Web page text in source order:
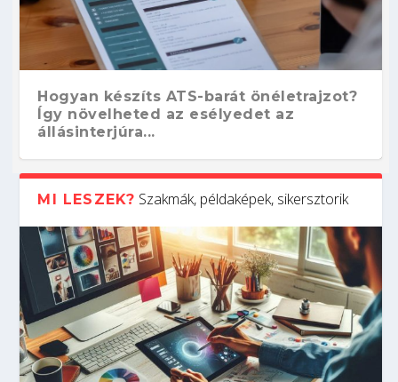
Hogyan készíts ATS-barát önéletrajzot?
Így növelheted az esélyedet az
állásinterjúra...
MI LESZEK? Szakmák, példaképek, sikersztorik